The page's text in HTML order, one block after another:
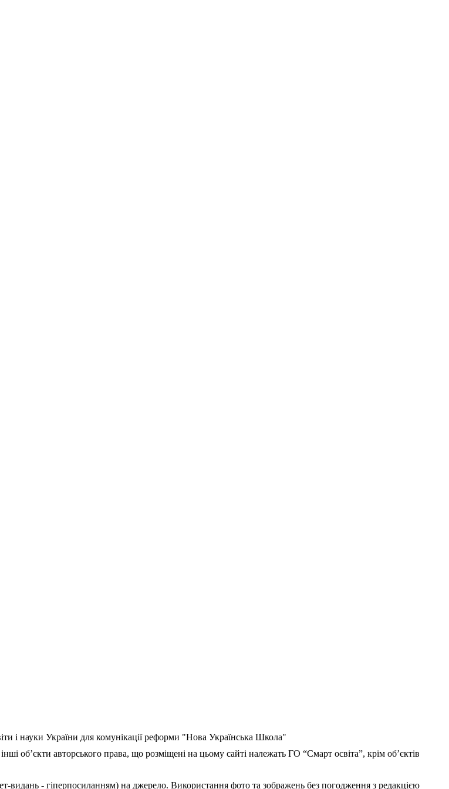
і науки України для комунікації реформи "Нова Українська Школа"
об’єкти авторського права, що розміщені на цьому сайті належать ГО “Смарт освіта”, крім об’єктів
видань - гіперпосиланням) на джерело. Використання фото та зображень без погодження з редакцією